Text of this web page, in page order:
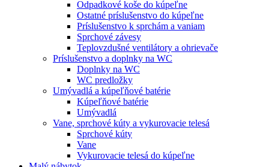
Odpadkové koše do kúpeľne
Ostatné príslušenstvo do kúpeľne
Príslušenstvo k sprchám a vaniam
Sprchové závesy
Teplovzdušné ventilátory a ohrievače
Príslušenstvo a doplnky na WC
Doplnky na WC
WC predložky
Umývadlá a kúpeľňové batérie
Kúpeľňové batérie
Umývadlá
Vane, sprchové kúty a vykurovacie telesá
Sprchové kúty
Vane
Vykurovacie telesá do kúpeľne